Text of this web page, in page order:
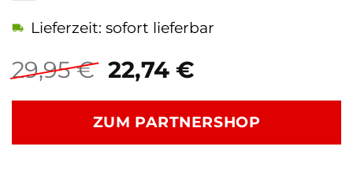
29,95€ Ursprünglicher
Preis
war:
29,95 €
22,74 €Aktueller
ist:
22,74 €.
Lieferzeit: sofort lieferbar
ZUM PARTNERSHOP